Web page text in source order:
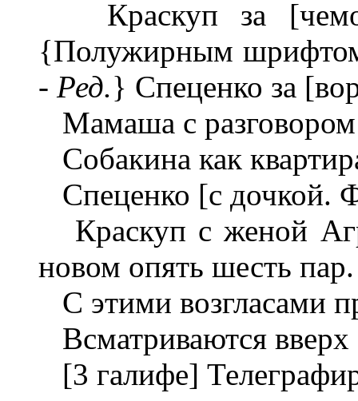
Краскуп за
{Полужирным шрифтом
- Ред.} Спеценко за
Мамаша с
Собакина как
Спеценко [с дочкой.
Краскуп с женой
новом опять шесть пар.
С этими возгласами
Всматриваются вверх
[3 галифе]